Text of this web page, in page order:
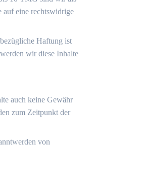
auf eine rechtswidrige
Haftung ist
wir diese Inhalte
auch keine Gewähr
zum Zeitpunkt der
von